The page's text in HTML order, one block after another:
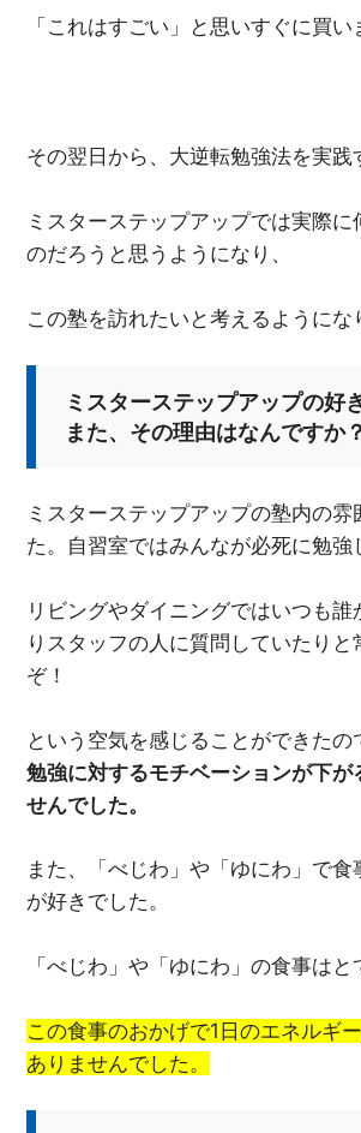
「これはすごい」と思いすぐに買い
その翌日から、大逆転勉強法を実践
ミスターステップアップでは実際に
のだろうと思うようになり、
この塾を訪れたいと考えるようにな
ミスターステップアップの好
また、その理由はなんですか？
ミスターステップアップの塾内の雰
た。自習室ではみんなが必死に勉強
リビングやダイニングではいつも誰
りスタッフの人に質問していたりと
ぞ！
という空気を感じることができたの
勉強に対するモチベーションが下が
せんでした。
また、「べじわ」や「ゆにわ」で食
が好きでした。
「べじわ」や「ゆにわ」の食事はと
この食事のおかげで1日のエネルギ
ありませんでした。